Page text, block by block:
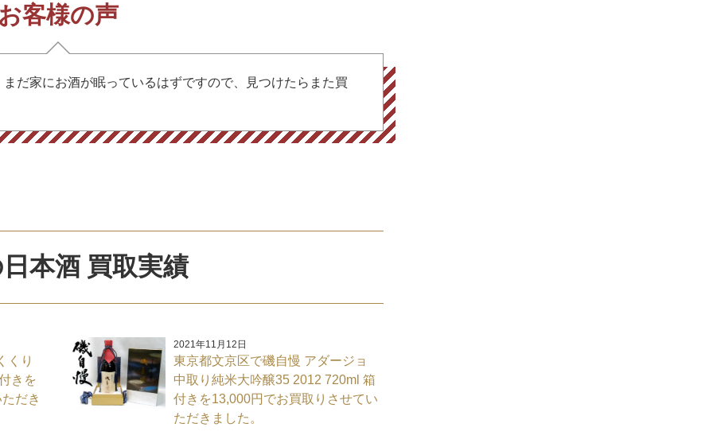
客様の声
だ家にお酒が眠っているはずですので、見つけたらまた買
本酒 買取実績
くり
きを
だき
2021年11月12日
東京都文京区で磯自慢 アダージョ
中取り純米大吟醸35 2012 720ml 箱
付きを13,000円でお買取りさせてい
ただきました。